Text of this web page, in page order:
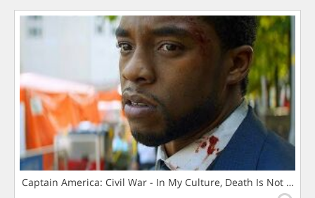
Captain America: Civil War - In My Culture, Death Is Not The